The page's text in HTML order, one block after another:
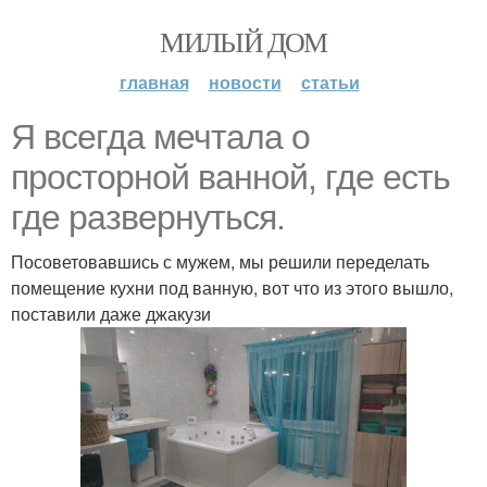
МИЛЫЙ ДОМ
главная новости статьи
Я всегда мечтала о
просторной ванной, где есть
где развернуться.
Посоветовавшись с мужем, мы решили переделать
помещение кухни под ванную, вот что из этого вышло,
поставили даже джакузи